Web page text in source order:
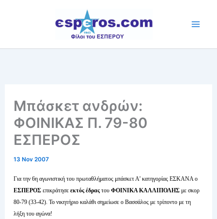
Μπάσκετ ανδρών:
ΦΟΙΝΙΚΑΣ Π. 79-80
ΕΣΠΕΡΟΣ
13 Nov 2007
Για την 6η αγωνιστική του πρωταθλήματος μπάσκετ Α’ κατηγορίας ΕΣΚΑΝΑ ο
ΕΣΠΕΡΟΣ επικράτησεεκτός έδρας τουΦΟΙΝΙΚΑ ΚΑΛΛΙΠΟΛΗΣ με σκορ
80-79 (33-42). Το νικητήριο καλάθι σημείωσε ο Βασσάλος με τρίποντο με τη
λήξη του αγώνα!